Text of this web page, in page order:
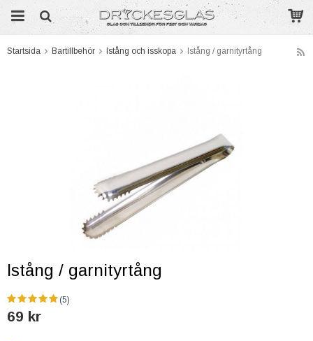
Startsida Bartillbehör Istång och isskopa Istång / garnityrtång
Istång / garnityrtång
(5)
69 kr